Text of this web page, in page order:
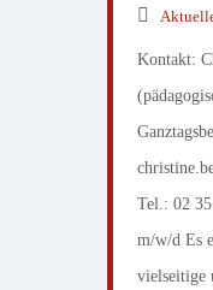
Kontakt:
Tel.: 02
m/w/d Es
vielseitige